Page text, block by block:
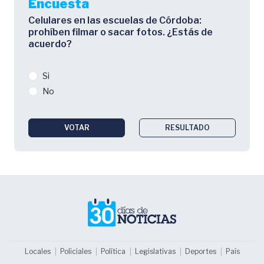
Encuesta
Celulares en las escuelas de Córdoba:
prohíben filmar o sacar fotos. ¿Estás de
acuerdo?
Si
No
VOTAR RESULTADO
Locales Policiales Política Legislativas Deportes País